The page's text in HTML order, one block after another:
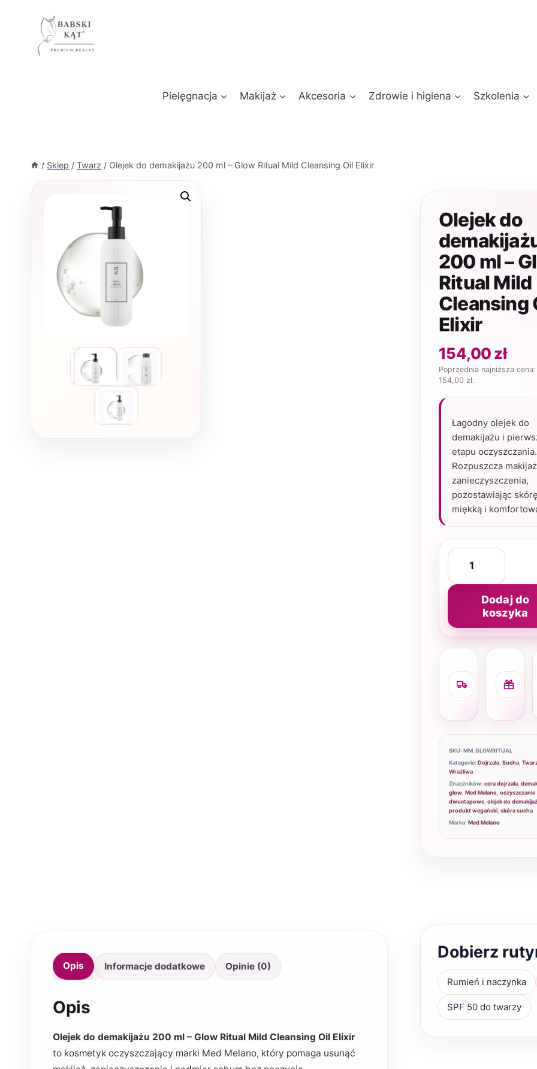
Pielęgnacja Makijaż Akcesoria Zdrowie i higiena Szkolenia
/ Sklep / Twarz / Olejek do demakijażu 200 ml – Glow Ritual Mild Cleansing Oil Elixir
Olejek do
200 ml –
Ritual Mild
Cleansing
Elixir
154,00zł
Poprzednia najniższa cena:
154,00 zł.
Łagodny olejek do
demakijażu i
etapu oczyszczania.
Rozpuszcza
zanieczyszczenia,
pozostawiając skórę
miękką i
ilość
Olejek
do
demakijażu
200
ml
-
Glow
Ritual
Mild
Cleansing
Elixir
Dodaj do
koszyka
zwykle
SKU: MM_GLOWRITUAL
Kategorie: Dojrzała, Sucha,
Wrażliwa
Znaczników: cera dojrzała,
glow, Med Melano, oczyszczanie
dwuetapowe, olejek do
produkt wegański, skóra sucha
Marka: Med Melano
Opis Informacje dodatkowe Opinie (0)
Opis
Olejek do demakijażu 200 ml – Glow Ritual Mild Cleansing Oil Elixir
to kosmetyk oczyszczający marki Med Melano, który pomaga usunąć
Dobierz
Rumień i naczynka
SPF 50 do twarzy